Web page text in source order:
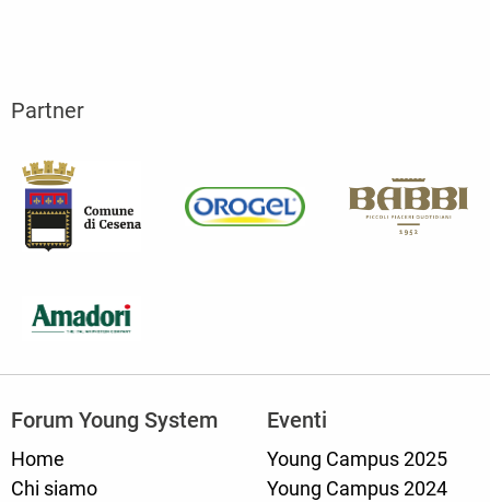
Partner
Forum Young System
Home
Chi siamo
Eventi
Young Campus 2025
Young Campus 2024